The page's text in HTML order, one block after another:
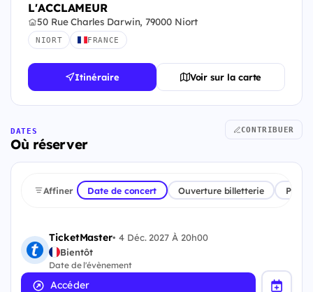
L'ACCLAMEUR
50 Rue Charles Darwin, 79000 Niort
NIORT FRANCE
Itinéraire Voir sur la carte
DATES
Où réserver
CONTRIBUER
Affiner Date de concert Ouverture billetterie
TicketMaster• 4 Déc. 2027 À 20h00
Bientôt
Date de l'évènement
Accéder